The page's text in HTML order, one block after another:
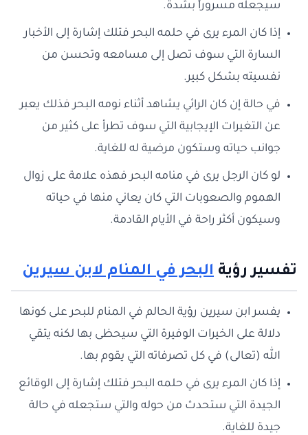
سيجعله مسروراً بشدة.
إذا كان المرء يرى في حلمه البحر فتلك إشارة إلى الأخبار
السارة التي سوف تصل إلى مسامعه وتحسن من
نفسيته بشكل كبير.
في حالة إن كان الرائي يشاهد أثناء نومه البحر فذلك يعبر
عن التغيرات الإيجابية التي سوف تطرأ على كثير من
جوانب حياته وستكون مرضية له للغاية.
لو كان الرجل يرى في منامه البحر فهذه علامة على زوال
الهموم والصعوبات التي كان يعاني منها في حياته
وسيكون أكثر راحة في الأيام القادمة.
تفسير رؤية البحر في المنام لابن سيرين
يفسر ابن سيرين رؤية الحالم في المنام للبحر على كونها
دلالة على الخيرات الوفيرة التي سيحظى بها لكنه يتقي
الله (تعالى) في كل تصرفاته التي يقوم بها.
إذا كان المرء يرى في حلمه البحر فتلك إشارة إلى الوقائع
الجيدة التي ستحدث من حوله والتي ستجعله في حالة
جيدة للغاية.